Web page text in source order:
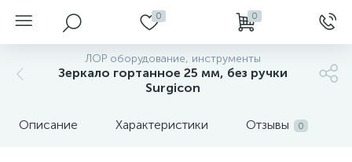
0 0
ЛОР оборудование, инструменты
Зеркало гортанное 25 мм, без ручки
Surgicon
Описание Характеристики Отзывы 0